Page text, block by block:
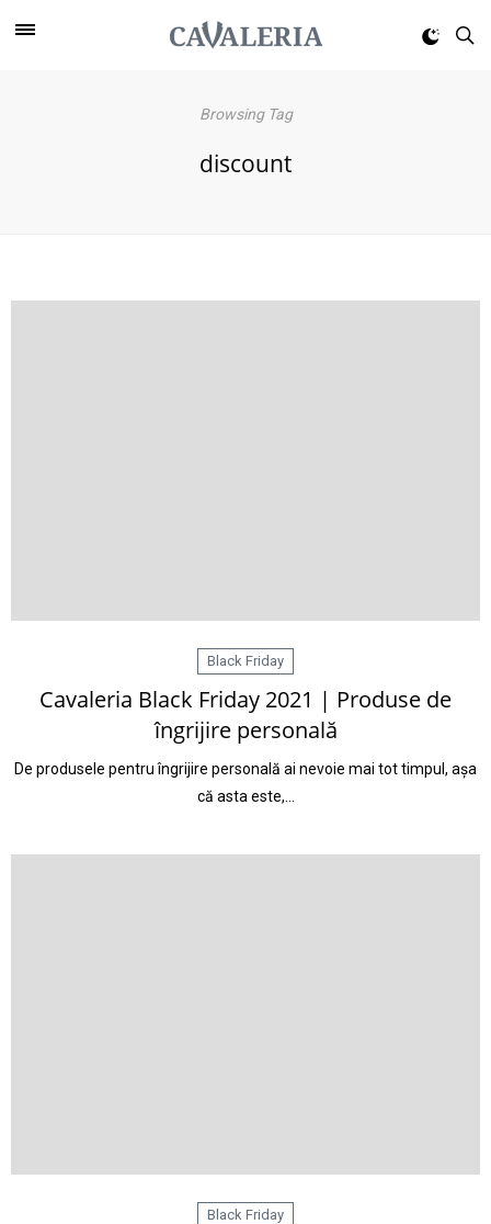
Browsing Tag
discount
Black Friday
Cavaleria Black Friday 2021 | Produse de
îngrijire personală
De produsele pentru îngrijire personală ai nevoie mai tot timpul, așa
că asta este,…
Black Friday